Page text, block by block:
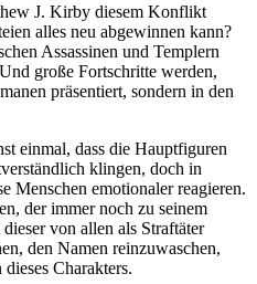
J. Kirby diesem Konflikt
alles neu abgewinnen kann?
Assassinen und Templern
große Fortschritte werden,
präsentiert, sondern in den
einmal, dass die Hauptfiguren
klingen, doch in
Menschen emotionaler reagieren.
der immer noch zu seinem
von allen als Straftäter
den Namen reinzuwaschen,
Charakters.